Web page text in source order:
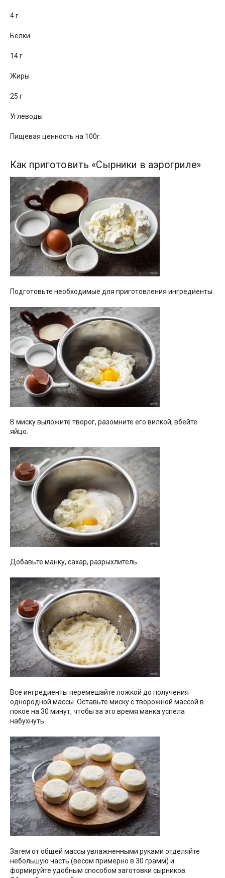
4 г
Белки
14 г
Жиры
25 г
Углеводы
Пищевая ценность на 100г.
Как приготовить «Cырники в аэрогриле»
Подготовьте необходимые для приготовления ингредиенты.
В миску выложите творог, разомните его вилкой, вбейте
яйцо.
Добавьте манку, сахар, разрыхлитель.
Все ингредиенты перемешайте ложкой до получения
однородной массы. Оставьте миску с творожной массой в
покое на 30 минут, чтобы за это время манка успела
набухнуть.
Затем от общей массы увлажненными руками отделяйте
небольшую часть (весом примерно в 30 грамм) и
формируйте удобным способом заготовки сырников.